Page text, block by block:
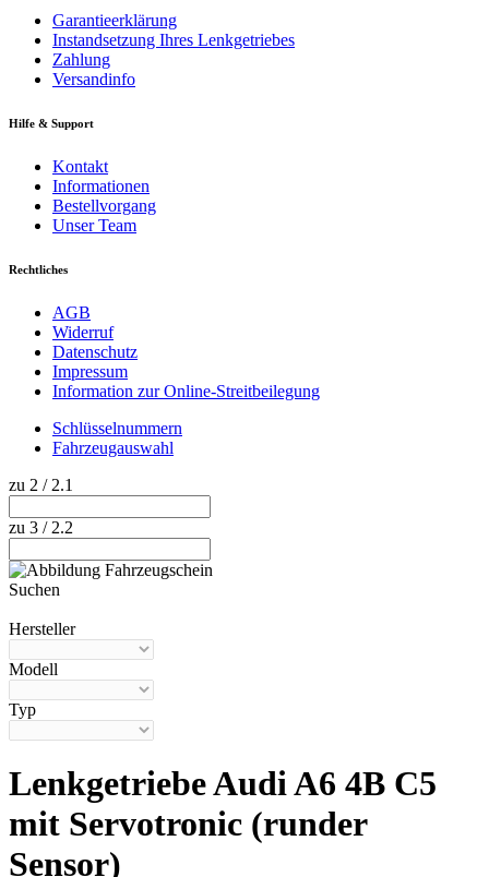
Garantieerklärung
Instandsetzung Ihres Lenkgetriebes
Zahlung
Versandinfo
Hilfe & Support
Kontakt
Informationen
Bestellvorgang
Unser Team
Rechtliches
AGB
Widerruf
Datenschutz
Impressum
Information zur Online-Streitbeilegung
Schlüsselnummern
Fahrzeugauswahl
zu 2 / 2.1
zu 3 / 2.2
Suchen
Hersteller
Modell
Typ
Lenkgetriebe Audi A6 4B C5
mit Servotronic (runder
Sensor)